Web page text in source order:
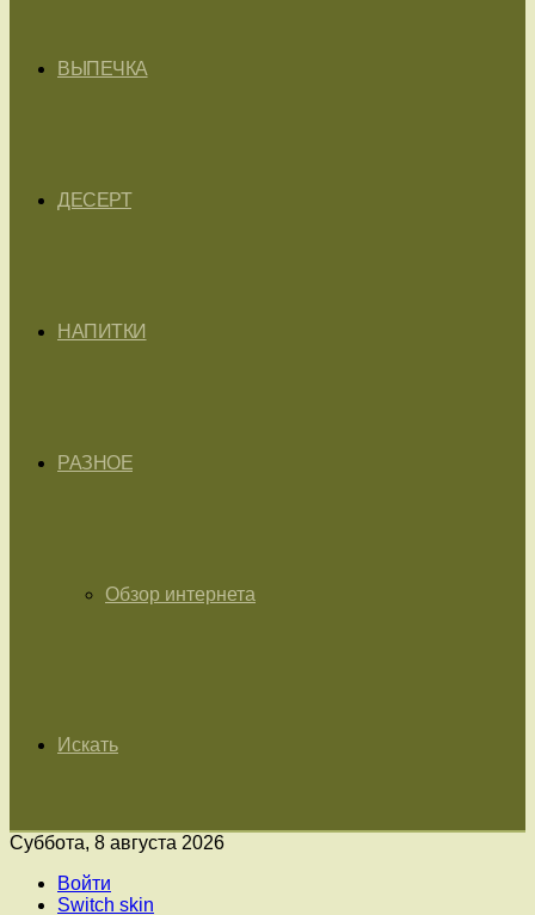
ВЫПЕЧКА
ДЕСЕРТ
НАПИТКИ
РАЗНОЕ
Обзор интернета
Искать
Суббота, 8 августа 2026
Войти
Switch skin